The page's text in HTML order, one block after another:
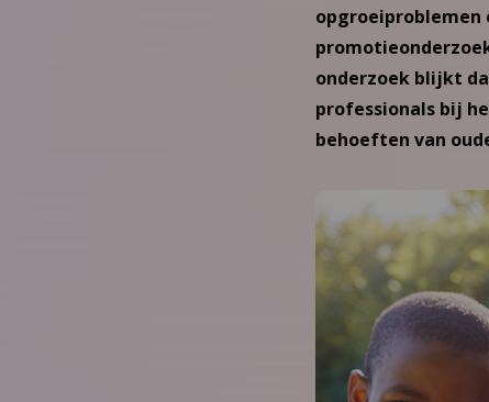
opgroeiproblemen
onderzoek blijkt
professionals bij
behoeften van